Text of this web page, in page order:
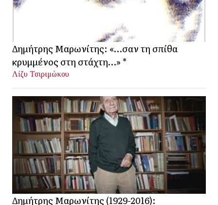
Δημήτρης Μαρωνίτης: «…σαν τη σπίθα
κρυμμένος στη στάχτη…» *
Λίζυ Τσιριμώκου
Δημήτρης Μαρωνίτης (1929-2016):